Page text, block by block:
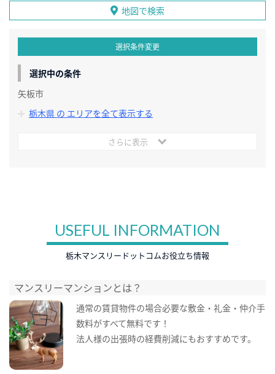
地図で検索
選択条件変更
選択中の条件
矢板市
栃木県 の エリアを全て表示する
さらに表示
USEFUL INFORMATION
栃木マンスリードットコムお役立ち情報
マンスリーマンションとは？
通常の賃貸物件の場合必要な敷金・礼金・仲介手
数料がすべて無料です！
法人様の出張時の経費削減にもおすすめです。